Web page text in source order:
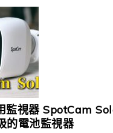
監視器 SpotCam
的電池監視器